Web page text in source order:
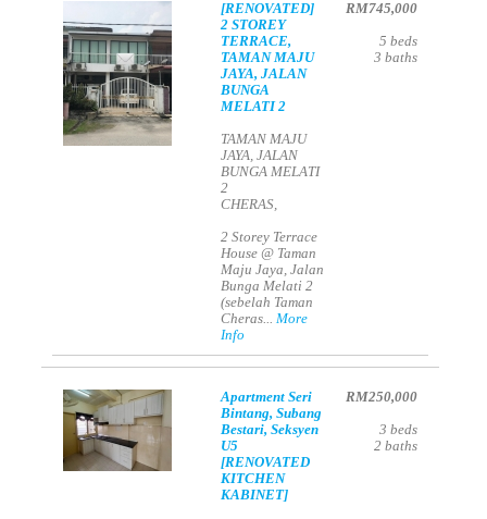
[RENOVATED]
2 STOREY
TERRACE,
TAMAN MAJU
JAYA, JALAN
BUNGA
MELATI 2
TAMAN MAJU
JAYA, JALAN
BUNGA MELATI
2
CHERAS,
2 Storey Terrace
House @ Taman
Maju Jaya, Jalan
Bunga Melati 2
(sebelah Taman
Cheras...More
Info
RM745,000
5 beds
3 baths
Apartment Seri
Bintang, Subang
Bestari, Seksyen
U5
[RENOVATED
KITCHEN
KABINET]
RM250,000
3 beds
2 baths